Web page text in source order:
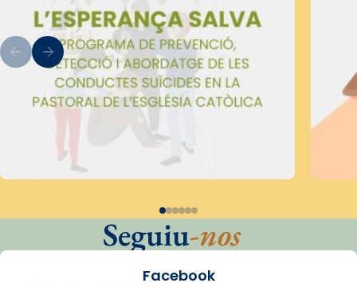
Seguiu-nos
Facebook